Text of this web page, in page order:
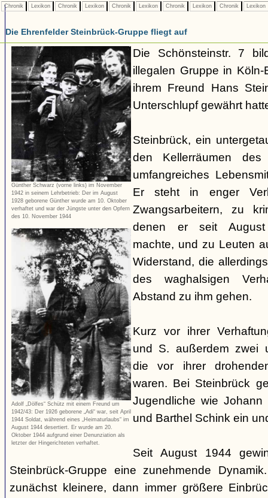
Chronik Lexikon Chronik Lexikon Chronik Lexikon Chronik Lexikon Chronik Lexikon
Die Ehrenfelder Steinbrück-Gruppe fliegt auf
Günther Schwarz (vorne links) im November
1942 in seinem Lehrbetrieb: Der im August
1928 geborene Günther wurde am 10. Oktober
verhaftet und war der Jüngste unter den Opfern
des 10. November 1944
Adolf „Dölfes“ Schütz mit einem Freund um
1942/43: Der 1926 geborene „Adi“ war, seit April
1944 Soldat, während eines „Heimaturlaubs“ im
August 1944 desertiert. Er wurde am 20.
Oktober 1944 aufgrund einer Denunziation als
letzter der Hingerichteten verhaftet.
Die Schönsteinstr. 7
illegalen Gruppe in
ihrem Freund Hans
Unterschlupf gewährt
Steinbrück, ein
den Kellerräumen
umfangreiches
Er steht in enger
Zwangsarbeitern, zu
denen er seit August
machte, und zu Leuten
Widerstand, die
des waghalsigen
Abstand zu ihm gehen.
Kurz vor ihrer
und S. außerdem zwei
die vor ihrer
waren. Bei Steinbrück
Jugendliche wie Johann
und Barthel Schink ein
Seit August 1944
Steinbrück-Gruppe eine zunehmende
zunächst kleinere, dann immer größere